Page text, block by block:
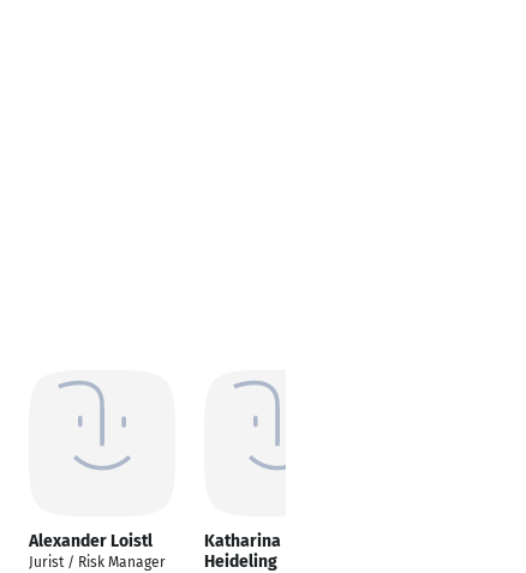
Alexander Loistl
Jurist / Risk Manager
Katharina
Heideling